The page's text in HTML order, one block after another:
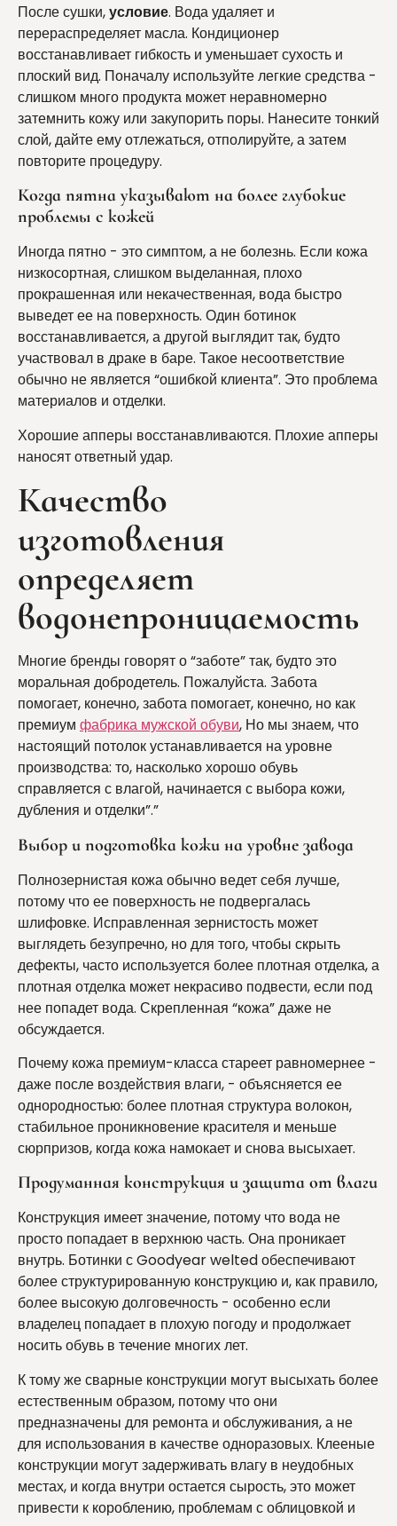
После сушки,условие. Вода удаляет и
перераспределяет масла. Кондиционер
восстанавливает гибкость и уменьшает сухость и
плоский вид. Поначалу используйте легкие средства -
слишком много продукта может неравномерно
затемнить кожу или закупорить поры. Нанесите тонкий
слой, дайте ему отлежаться, отполируйте, а затем
повторите процедуру.
Когда пятна указывают на более глубокие
проблемы с кожей
Иногда пятно - это симптом, а не болезнь. Если кожа
низкосортная, слишком выделанная, плохо
прокрашенная или некачественная, вода быстро
выведет ее на поверхность. Один ботинок
восстанавливается, а другой выглядит так, будто
участвовал в драке в баре. Такое несоответствие
обычно не является “ошибкой клиента”. Это проблема
материалов и отделки.
Хорошие апперы восстанавливаются. Плохие апперы
наносят ответный удар.
Качество
изготовления
определяет
водонепроницаемость
Многие бренды говорят о “заботе” так, будто это
моральная добродетель. Пожалуйста. Забота
помогает, конечно, забота помогает, конечно, но как
премиум фабрика мужской обуви, Но мы знаем, что
настоящий потолок устанавливается на уровне
производства: то, насколько хорошо обувь
справляется с влагой, начинается с выбора кожи,
дубления и отделки”.”
Выбор и подготовка кожи на уровне завода
Полнозернистая кожа обычно ведет себя лучше,
потому что ее поверхность не подвергалась
шлифовке. Исправленная зернистость может
выглядеть безупречно, но для того, чтобы скрыть
дефекты, часто используется более плотная отделка, а
плотная отделка может некрасиво подвести, если под
нее попадет вода. Скрепленная “кожа” даже не
обсуждается.
Почему кожа премиум-класса стареет равномернее -
даже после воздействия влаги, - объясняется ее
однородностью: более плотная структура волокон,
стабильное проникновение красителя и меньше
сюрпризов, когда кожа намокает и снова высыхает.
Продуманная конструкция и защита от влаги
Конструкция имеет значение, потому что вода не
просто попадает в верхнюю часть. Она проникает
внутрь. Ботинки с Goodyear welted обеспечивают
более структурированную конструкцию и, как правило,
более высокую долговечность - особенно если
владелец попадает в плохую погоду и продолжает
носить обувь в течение многих лет.
К тому же сварные конструкции могут высыхать более
естественным образом, потому что они
предназначены для ремонта и обслуживания, а не
для использования в качестве одноразовых. Клееные
конструкции могут задерживать влагу в неудобных
местах, и когда внутри остается сырость, это может
привести к короблению, проблемам с облицовкой и